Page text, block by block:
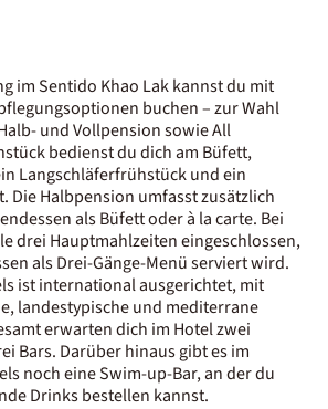
im Sentido Khao Lak kannst du mit
buchen – zur Wahl
und Vollpension sowie All
bedienst du dich am Büfett,
Langschläferfrühstück und ein
Die Halbpension umfasst zusätzlich
als Büfett oder à la carte. Bei
drei Hauptmahlzeiten eingeschlossen,
als Drei-Gänge-Menü serviert wird.
ist international ausgerichtet, mit
landestypische und mediterrane
erwarten dich im Hotel zwei
Bars. Darüber hinaus gibt es im
noch eine Swim-up-Bar, an der du
Drinks bestellen kannst.